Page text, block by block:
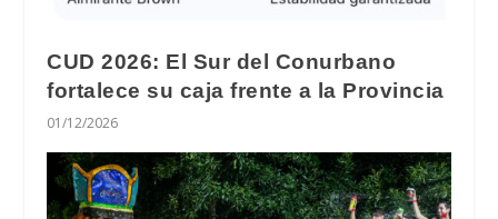
CUD 2026: El Sur del Conurbano
fortalece su caja frente a la Provincia
01/12/2026